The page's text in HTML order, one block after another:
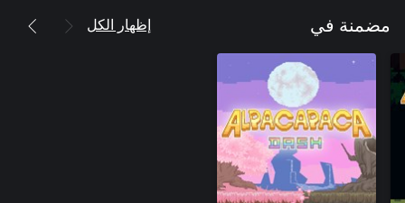
مضمنة في إظهار الكل